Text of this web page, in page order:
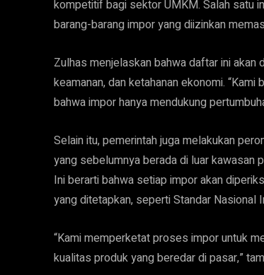
kompetitif bagi sektor UMKM. Salah satu
barang-barang impor yang diizinkan
Zulhas menjelaskan bahwa daftar ini
keamanan, dan ketahanan ekonomi.
bahwa impor hanya mendukung
Selain itu, pemerintah juga melakukan
yang sebelumnya berada di luar kawasan
Ini berarti bahwa setiap impor akan
yang ditetapkan, seperti Standar Nasional
“Kami memperketat proses impor untuk
kualitas produk yang beredar di pasar,”